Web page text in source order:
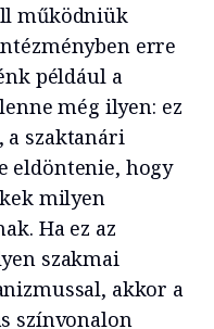
működniük
erre
például a
még ilyen: ez
a szaktanári
eldöntenie, hogy
milyen
Ha ez az
szakmai
akkor a
színvonalon